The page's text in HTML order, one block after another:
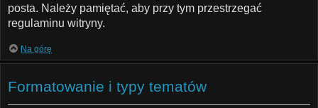
posta. Należy pamiętać, aby przy tym przestrzegać
regulaminu witryny.
Na górę
Formatowanie i typy tematów